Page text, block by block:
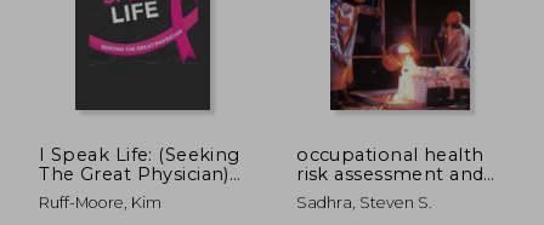
I Speak Life: (Seeking
The Great Physician)
(en Inglés)
Ruff-Moore, Kim
occupational health
risk assessment and
management (en
Inglés)
Sadhra, Steven S.